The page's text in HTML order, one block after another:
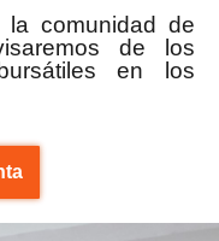
comunidad de
de los
en los